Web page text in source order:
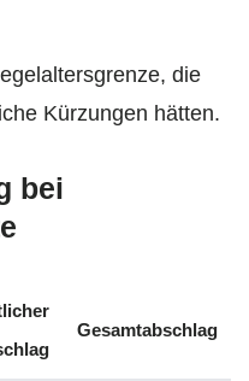
die
Kürzungen hätten.
bei
Gesamtabschlag